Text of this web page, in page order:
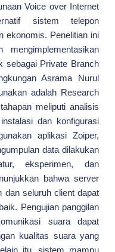
Voice over Internet
sistem telepon
ekonomis. Penelitian ini
sebagai Private Branch
Asrama Nurul
adalah Research
meliputi analisis
dan konfigurasi
aplikasi Zoiper,
data dilakukan
eksperimen, dan
bahwa server
dan seluruh client dapat
Pengujian panggilan
suara dapat
kualitas suara yang
itu, sistem mampu